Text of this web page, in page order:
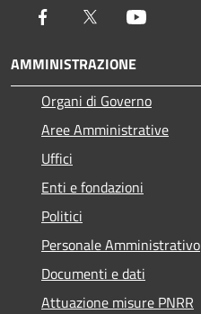
Facebook Twitter
AMMINISTRAZIONE
Organi di Governo
Aree Amministrative
Uffici
Enti e fondazioni
Politici
Personale Amministrativo
Documenti e dati
Attuazione misure PNRR